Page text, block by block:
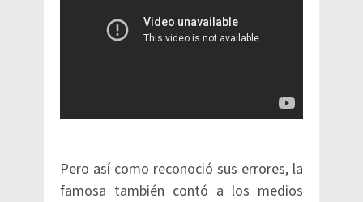
Pero así como reconoció sus errores, la
famosa también contó a los medios